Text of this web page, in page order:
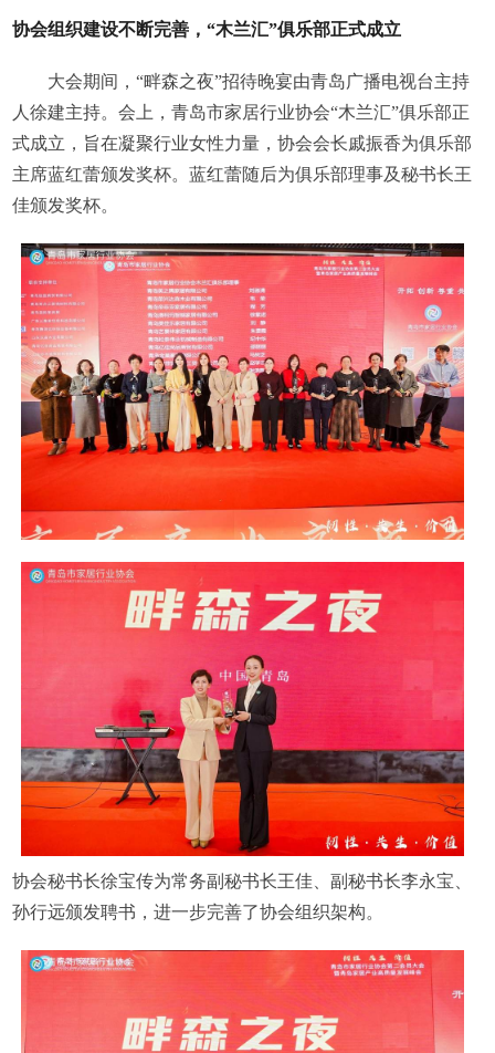
协会组织建设不断完善，“木兰汇”俱乐部正式成立
大会期间，“畔森之夜”招待晚宴由青岛广播电视台主持
人徐建主持。会上，青岛市家居行业协会“木兰汇”俱乐部正
式成立，旨在凝聚行业女性力量，协会会长戚振香为俱乐部
主席蓝红蕾颁发奖杯。蓝红蕾随后为俱乐部理事及秘书长王
佳颁发奖杯。
协会秘书长徐宝传为常务副秘书长王佳、副秘书长李永宝、
孙行远颁发聘书，进一步完善了协会组织架构。